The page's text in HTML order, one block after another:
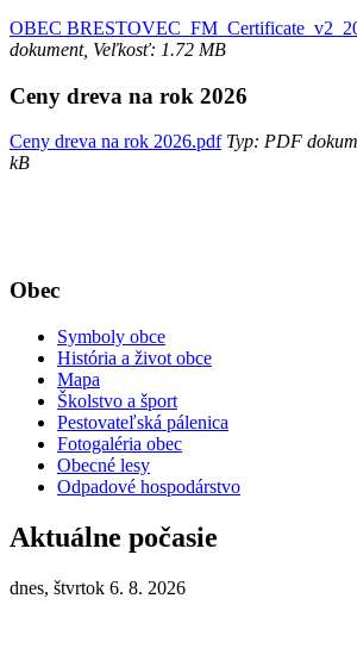
OBEC
dokument, Veľkosť: 1.72 MB
Ceny dreva na rok 2026
Ceny dreva na rok 2026.pdfTyp: PDF
kB
Obec
Symboly obce
História a život obce
Mapa
Školstvo a šport
Pestovateľská pálenica
Fotogaléria obec
Obecné lesy
Odpadové hospodárstvo
Aktuálne počasie
dnes, štvrtok 6. 8. 2026